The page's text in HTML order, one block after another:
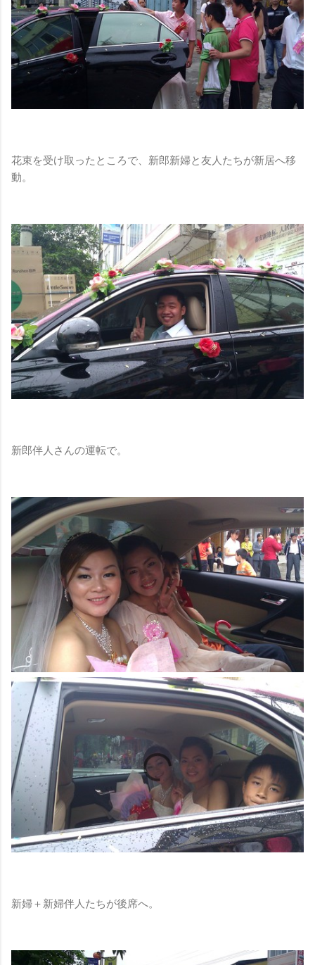
花束を受け取ったところで、新郎新婦と友人たちが新居へ移
動。
新郎伴人さんの運転で。
新婦＋新婦伴人たちが後席へ。